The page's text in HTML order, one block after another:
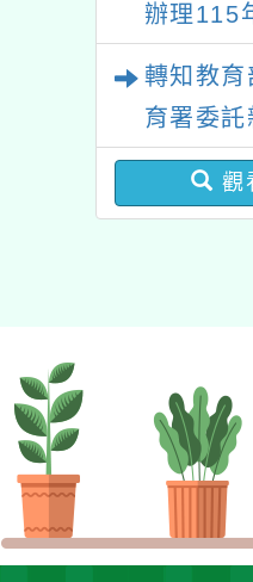
辦理115
轉知教
育署委
局辦理
業成長
觀